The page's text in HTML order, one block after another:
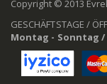
Copyright © 2013
GESCHÄFTSTAGE /
Montag - Sonntag /